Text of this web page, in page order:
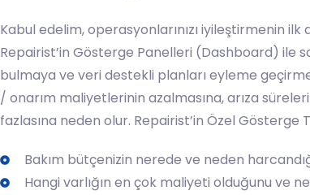
Kabul edelim, operasyonlarınızı iyileştirmenin ilk
Repairist’in Gösterge Panelleri (Dashboard) ile
bulmaya ve veri destekli planları eyleme
/ onarım maliyetlerinin azalmasına, arıza
fazlasına neden olur. Repairist’in Özel Gösterge
Bakım bütçenizin nerede ve neden
Hangi varlığın en çok maliyeti olduğunu ve